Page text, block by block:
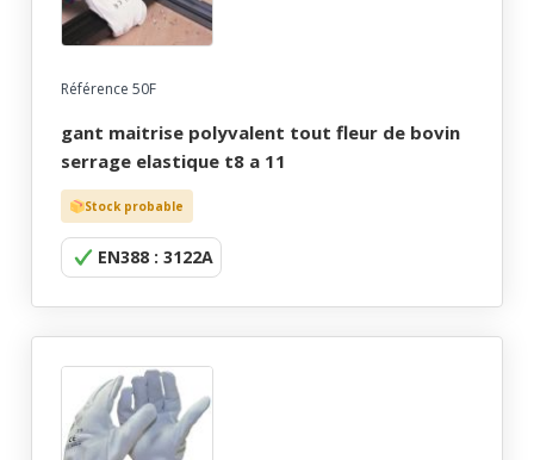
Référence 50F
gant maitrise polyvalent tout fleur de bovin
serrage elastique t8 a 11
Stock probable
EN388 : 3122A